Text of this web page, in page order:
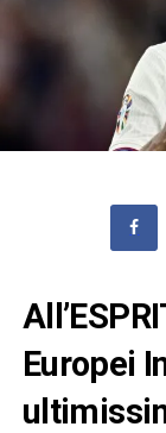
Europei